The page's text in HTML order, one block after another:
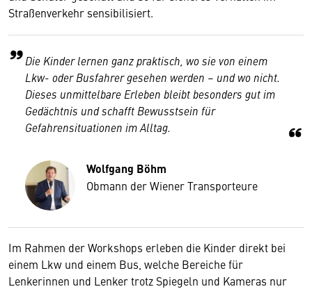
Straßenverkehr sensibilisiert.
Die Kinder lernen ganz praktisch, wo sie von einem
Lkw- oder Busfahrer gesehen werden – und wo nicht.
Dieses unmittelbare Erleben bleibt besonders gut im
Gedächtnis und schafft Bewusstsein für
Gefahrensituationen im Alltag.
Wolfgang Böhm
Obmann der Wiener Transporteure
Im Rahmen der Workshops erleben die Kinder direkt bei
einem Lkw und einem Bus, welche Bereiche für
Lenkerinnen und Lenker trotz Spiegeln und Kameras nur